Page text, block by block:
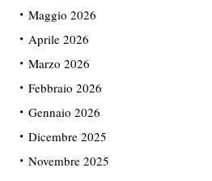
Maggio 2026
Aprile 2026
Marzo 2026
Febbraio 2026
Gennaio 2026
Dicembre 2025
Novembre 2025